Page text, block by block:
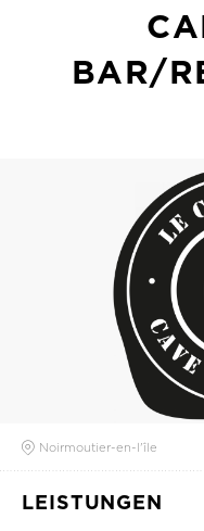
BAR/
Noirmoutier-en-l'île
LEISTUNGEN